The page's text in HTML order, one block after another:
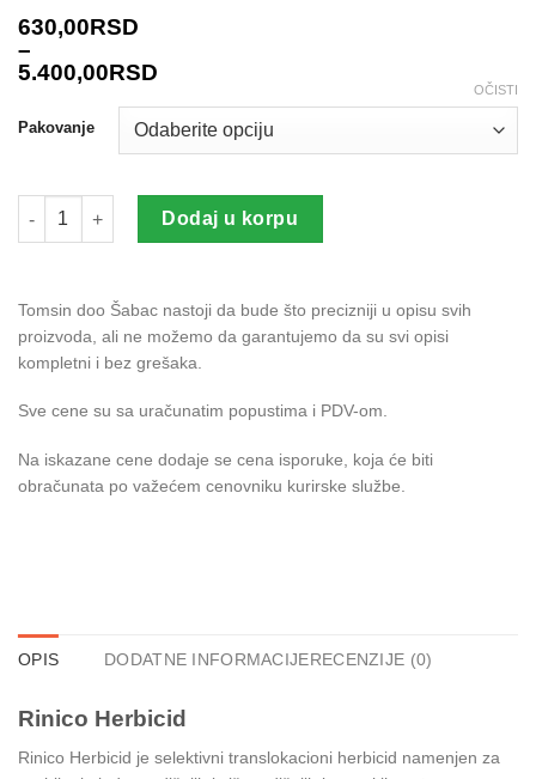
630,00RSD
–
5.400,00RSD
Pakovanje
OČISTI
RINICO herbicid količina
Dodaj u korpu
Tomsin doo Šabac nastoji da bude što precizniji u opisu svih
proizvoda, ali ne možemo da garantujemo da su svi opisi
kompletni i bez grešaka.
Sve cene su sa uračunatim popustima i PDV-om.
Na iskazane cene dodaje se cena isporuke, koja će biti
obračunata po važećem cenovniku kurirske službe.
OPIS DODATNE INFORMACIJERECENZIJE (0)
Rinico Herbicid
Rinico Herbicid je selektivni translokacioni herbicid namenjen za